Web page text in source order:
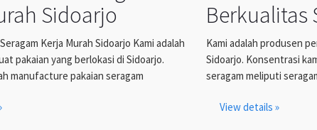
Sidoarjo
Kerja Murah Sidoarjo Kami adalah
pakaian yang berlokasi di Sidoarjo.
manufacture pakaian seragam
Berkualitas
Kami adalah produsen
Sidoarjo. Konsentrasi
seragam meliputi
View details »